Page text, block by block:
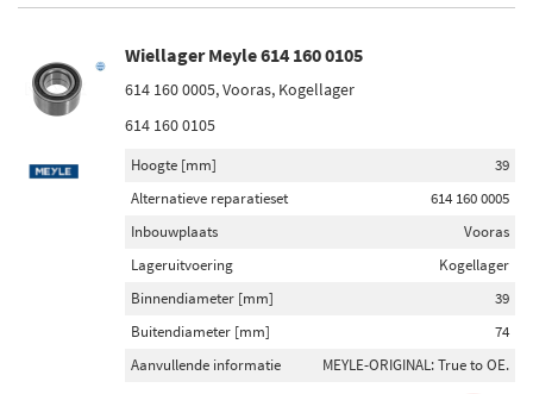
Wiellager Meyle 614 160 0105
614 160 0005, Vooras, Kogellager
614 160 0105
Hoogte [mm]
39
Alternatieve reparatieset
614 160 0005
Inbouwplaats
Vooras
Lageruitvoering
Kogellager
Binnendiameter [mm]
39
Buitendiameter [mm]
74
Aanvullende informatie
MEYLE-ORIGINAL: True to OE.